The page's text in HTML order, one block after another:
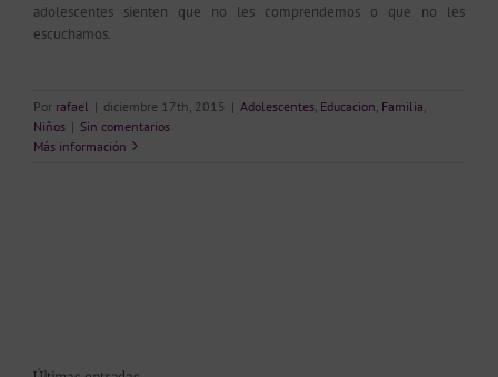
adolescentes sienten que no les comprendemos o que no les
escuchamos.
Por rafael | diciembre 17th, 2015 | Adolescentes Educacion Familia
Niños | Sin comentarios
Más información